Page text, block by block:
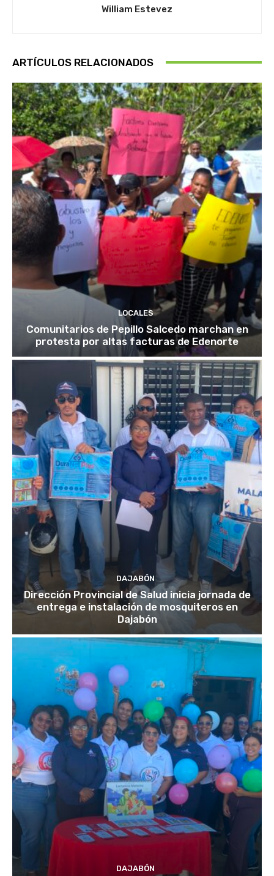
William Estevez
ARTÍCULOS RELACIONADOS
LOCALES
Comunitarios de Pepillo Salcedo marchan en
protesta por altas facturas de Edenorte
DAJABÓN
Dirección Provincial de Salud inicia jornada de
entrega e instalación de mosquiteros en
Dajabón
DAJABÓN